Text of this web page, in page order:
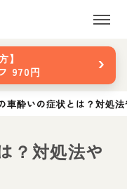
】
970円
›
車酔いの症状とは？対処
？対処法や